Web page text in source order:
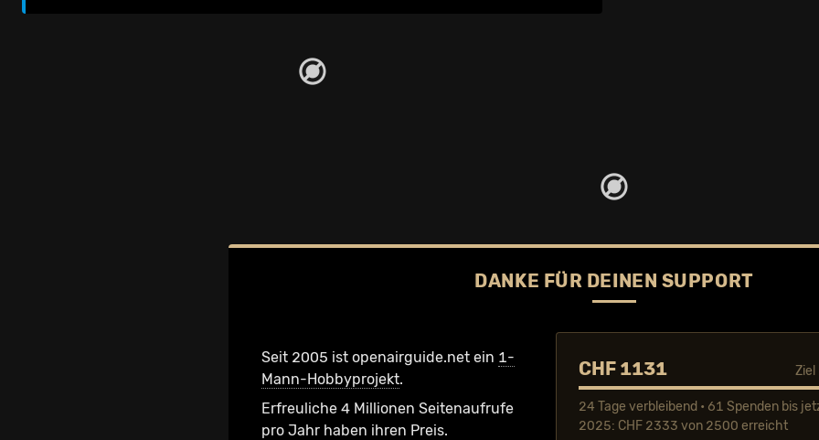
DANKE FÜR DEINEN SUPPORT
Seit 2005 ist openairguide.net ein 1-
Mann-Hobbyprojekt.
Erfreuliche 4 Millionen Seiten­aufrufe
pro Jahr haben ihren Preis.
CHF 1131
24 Tage verbleibend • 61 Spenden bis
2025: CHF 2333 von 2500 erreicht